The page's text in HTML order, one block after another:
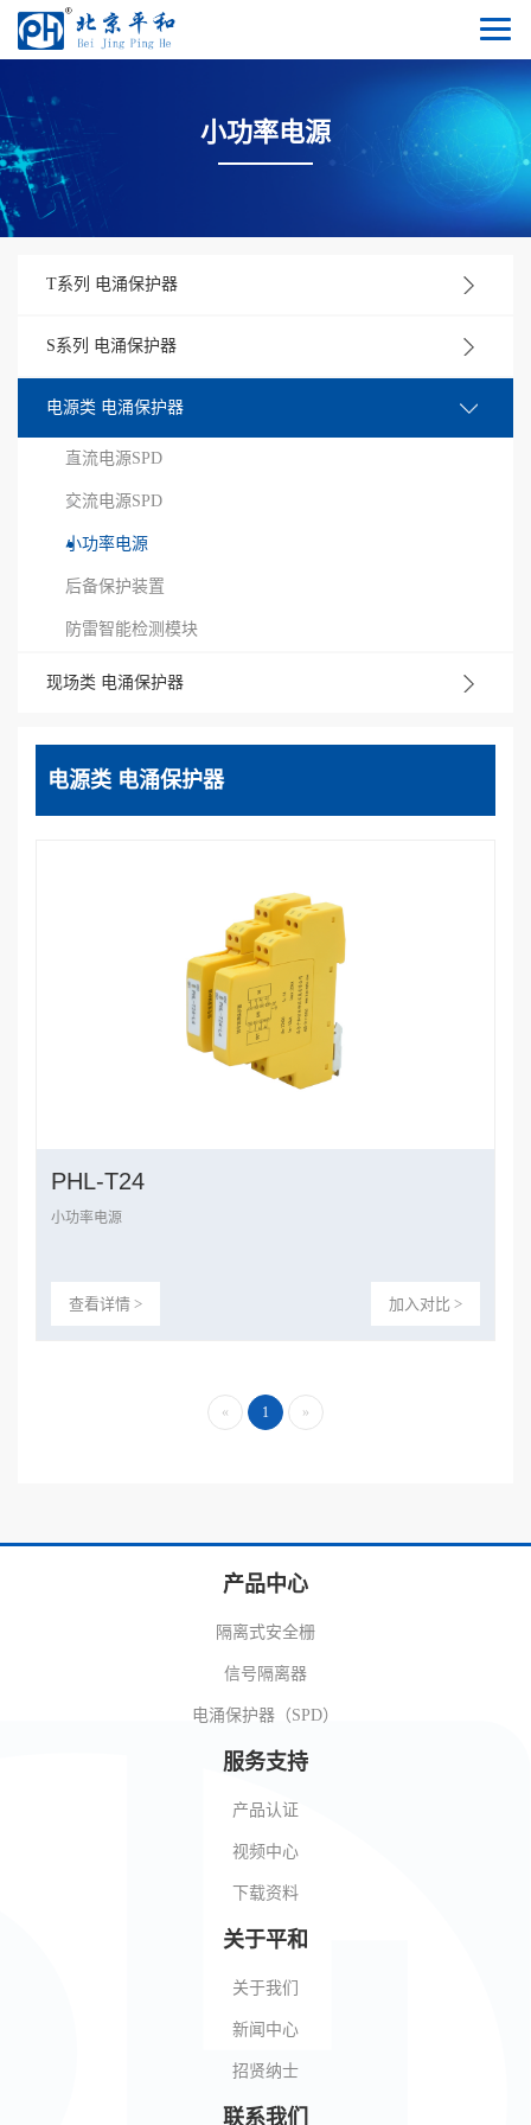
小功率电源
T系列 电涌保护器
S系列 电涌保护器
电源类 电涌保护器
直流电源SPD
交流电源SPD
小功率电源
后备保护装置
防雷智能检测模块
现场类 电涌保护器
电源类 电涌保护器
PHL-T24
小功率电源
查看详情 > 加入对比 >
« 1 »
产品中心
隔离式安全栅
信号隔离器
电涌保护器（SPD）
服务支持
产品认证
视频中心
下载资料
关于平和
关于我们
新闻中心
招贤纳士
联系我们